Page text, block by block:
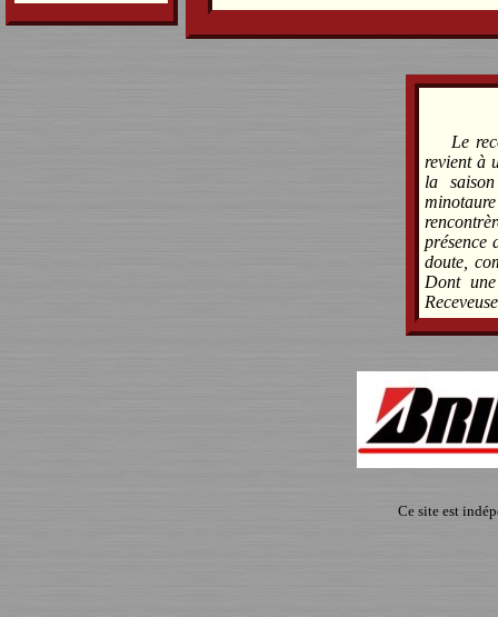
Le
revient à
la
présence
doute,
Dont
Ce site est